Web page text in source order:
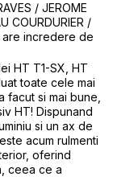
/ JEROME
COURDURIER /
are incredere de
HT T1-SX, HT
toate cele mai
si mai bune,
HT! Dispunand
si un ax de
acum rulmenti
oferind
ceea ce a